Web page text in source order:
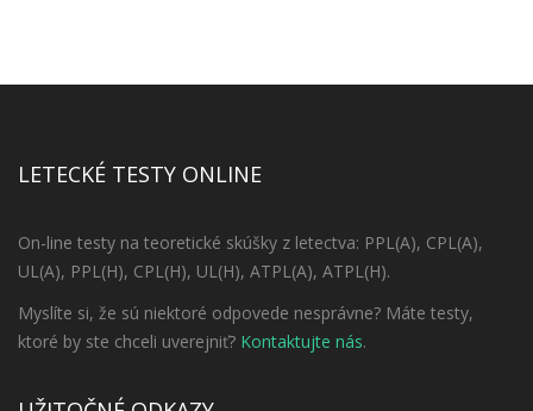
LETECKÉ TESTY ONLINE
On-line testy na teoretické skúšky z letectva: PPL(A), CPL(A),
UL(A), PPL(H), CPL(H), UL(H), ATPL(A), ATPL(H).
Myslíte si, že sú niektoré odpovede nesprávne? Máte testy,
ktoré by ste chceli uverejniť? Kontaktujte nás.